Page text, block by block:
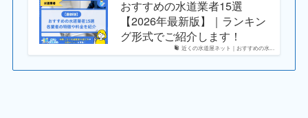
近くの水道屋ネット｜おすすめの水...
おすすめの水道業者15選
【2026年最新版】｜ランキン
グ形式でご紹介します！